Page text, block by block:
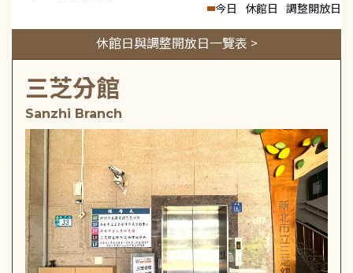
今日 休館日 調整開放日
休館日與調整開放日一覽表 >
三芝分館
Sanzhi Branch